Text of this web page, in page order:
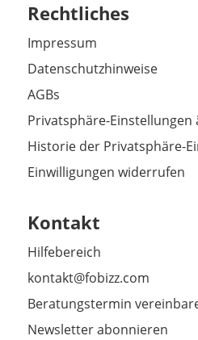
Rechtliches
Impressum
Datenschutzhinweise
AGBs
Privatsphäre-Einstellungen
Historie der Privatsphäre-
Einwilligungen widerrufen
Kontakt
Hilfebereich
kontakt@fobizz.com
Beratungstermin
Newsletter abonnieren